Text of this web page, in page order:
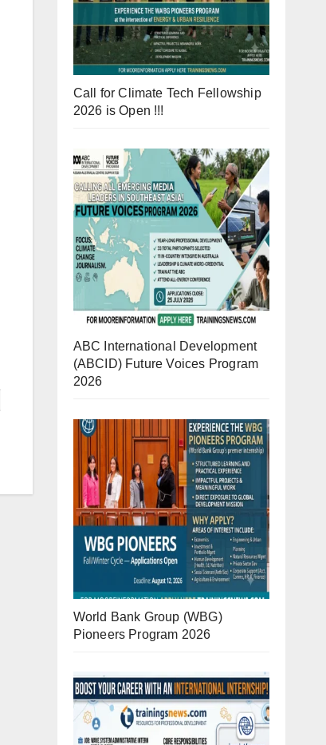
Call for Climate Tech Fellowship
2026 is Open !!!
ABC International Development
(ABCID) Future Voices Program
2026
World Bank Group (WBG)
Pioneers Program 2026